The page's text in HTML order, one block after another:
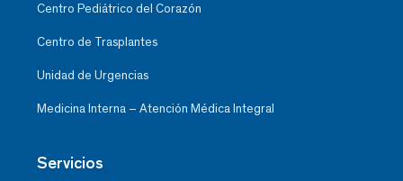
Centro Pediátrico del Corazón
Centro de Trasplantes
Unidad de Urgencias
Medicina Interna – Atención Médica Integral
Servicios